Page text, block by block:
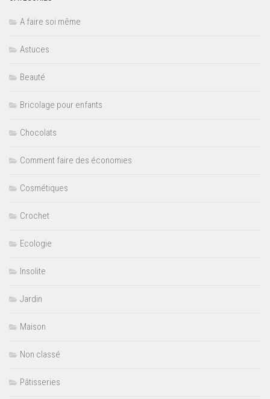
A faire soi même
Astuces
Beauté
Bricolage pour enfants
Chocolats
Comment faire des économies
Cosmétiques
Crochet
Ecologie
Insolite
Jardin
Maison
Non classé
Pâtisseries